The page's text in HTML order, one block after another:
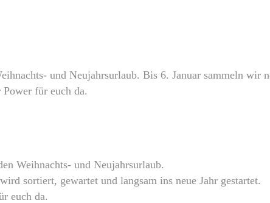
und Neujahrsurlaub. Bis 6. Januar sammeln wir
für euch da.
Weihnachts- und Neujahrsurlaub.
sortiert, gewartet und langsam ins neue Jahr gestartet.
euch da.